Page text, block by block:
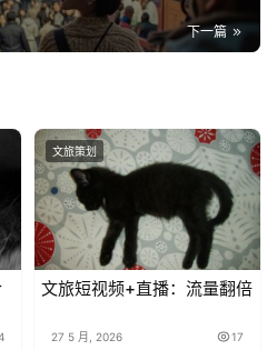
下一篇
文旅策划
文旅短视频+直播：流量翻倍
27 5 月, 2026 17